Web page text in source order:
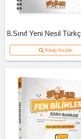
Kitap İncele